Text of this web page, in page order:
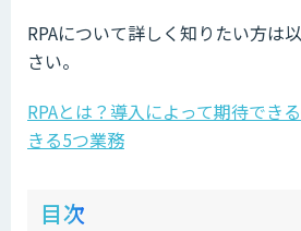
RPAについて詳しく知りたい方は
さい。
RPAとは？導入によって期待でき
きる5つ業務
目次